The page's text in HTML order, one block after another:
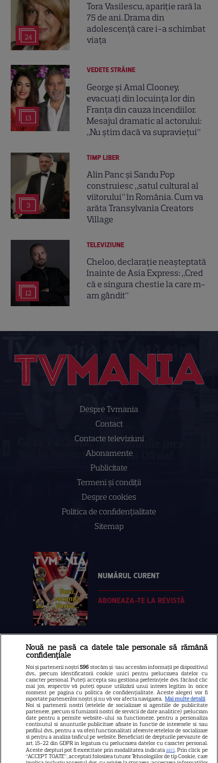
24
Tora Vasilescu, apariție rară la
75 de ani. Drama din
adolescență care i-a schimbat
viața
13
VEDETE STRĂINE
George și Amal Clooney,
evacuați din locuința lor din
Franța din cauza incendiilor.
Mesajul dramatic al actorului:
„Nu știm dacă va supraviețui”
3
TIMP LIBER
Alin Panc și Sandu Pop
construiesc „satul cultural al
viitorului” în România. Cum va
arăta Transylvania Creators
Village
12
TELEVIZIUNE
Cheloo, declarație neașteptată
înainte de Asia Express: „Cred
că e singura chestie la care m-
am gândit”
Despre Tvmania
Contact
Contacte televiziuni
Abonamente
Publicitate
Termeni și condiții
Despre cookies
Politica de confidenţialitate
Sitemap
NUMĂRUL CURENT
ABONEAZA-TE LA REVISTĂ
Libertatea
Libertatea pentru femei
GSP
Știri mondene
Avantaje
Elle
Unica
Retete practice
Nouă ne pasă ca datele tale personale să rămână
confidențiale
Noi și partenerii noștri596 stocăm și/sau accesăm informații pe dispozitivul
dvs., precum identificatorii cookie unici pentru prelucrarea datelor cu
caracter personal. Puteți accepta sau gestiona preferințele dvs. făcând clic
mai jos, respectiv vă puteți opune utilizării unui interes legitim în orice
moment pe pagina cu politica de confidențialitate. Aceste alegeri vor fi
raportate partenerilor noștri și nu vă vor afecta navigarea. Mai multe detalii
Noi si partenerii nostri (retelele de socializare si agentiile de publicitate
partenere, precum si furnizorii nostri de servicii de date analitice) prelucram
date pentru a permite website-ului sa functioneze, pentru a personaliza
continutul si anunturile publicitare afisate in functie de interesele si/sau
profilul dvs., pentru a va oferi functionalitati aferente retelelor de socializare
si pentru a analiza traficul pe website. Beneficiati de drepturile prevazute de
art. 15-22 din GDPR in legatura cu prelucrarea datelor cu caracter personal.
Aceste drepturi pot fi exercitate prin modalitatea indicataaici. Prin click pe
“ACCEPT TOATE”, acceptati folosirea tuturor Tehnologiilor de tip Cookie, care